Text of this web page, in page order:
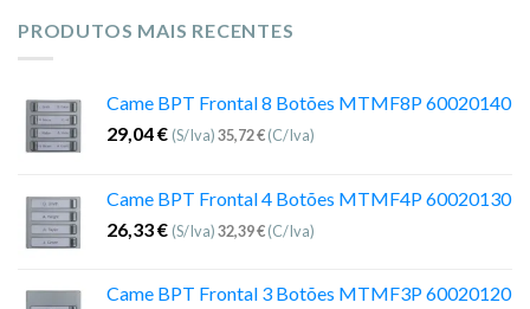
PRODUTOS MAIS RECENTES
Came BPT Frontal 8 Botões MTMF8P 60020140
29,04€ (S/Iva)35,72€(C/Iva)
Came BPT Frontal 4 Botões MTMF4P 60020130
26,33€ (S/Iva)32,39€(C/Iva)
Came BPT Frontal 3 Botões MTMF3P 60020120